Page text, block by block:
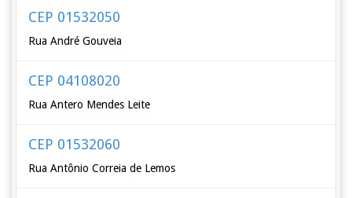
CEP 01532050
Rua André Gouveia
CEP 04108020
Rua Antero Mendes Leite
CEP 01532060
Rua Antônio Correia de Lemos